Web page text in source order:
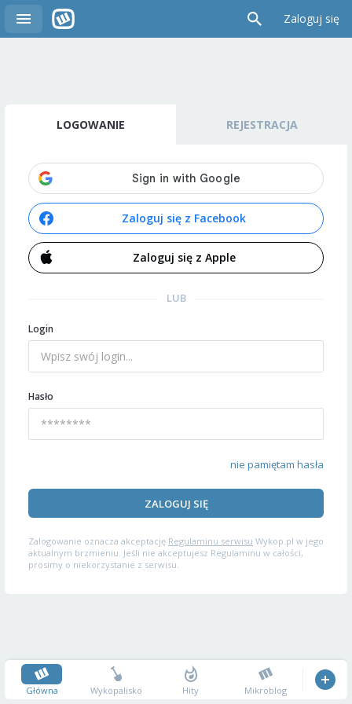
Zaloguj się
LOGOWANIE REJESTRACJA
Zaloguj się z Facebook
Zaloguj się z Apple
LUB
Login
Hasło
nie pamiętam hasła
ZALOGUJ SIĘ
Zalogowanie oznacza akceptację Regulaminu serwisu Wykop.pl w jego
aktualnym brzmieniu. Jeśli nie akceptujesz Regulaminu w całości,
prosimy o niekorzystanie z serwisu.
Główna Wykopalisko Hity Mikroblog